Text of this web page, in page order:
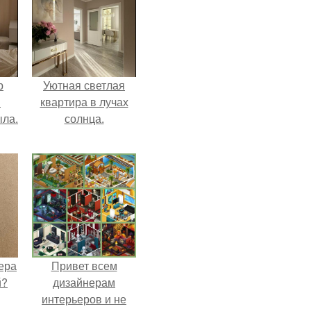
Уютная светлая
квартира в лучах
солнца.
Привет всем
дизайнерам
интерьеров и не